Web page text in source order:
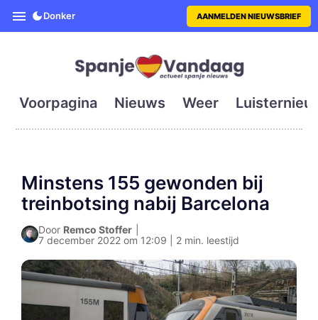
SpanjeVandaag is de eerste
Donker AANMELDEN NIEUWSBRIEF
Voorpagina Nieuws Weer
Minstens 155 gewonden bij
treinbotsing nabij Barcelona
Door Remco Stoffer
7 december 2022 om 12:09 | 2 min. leestijd